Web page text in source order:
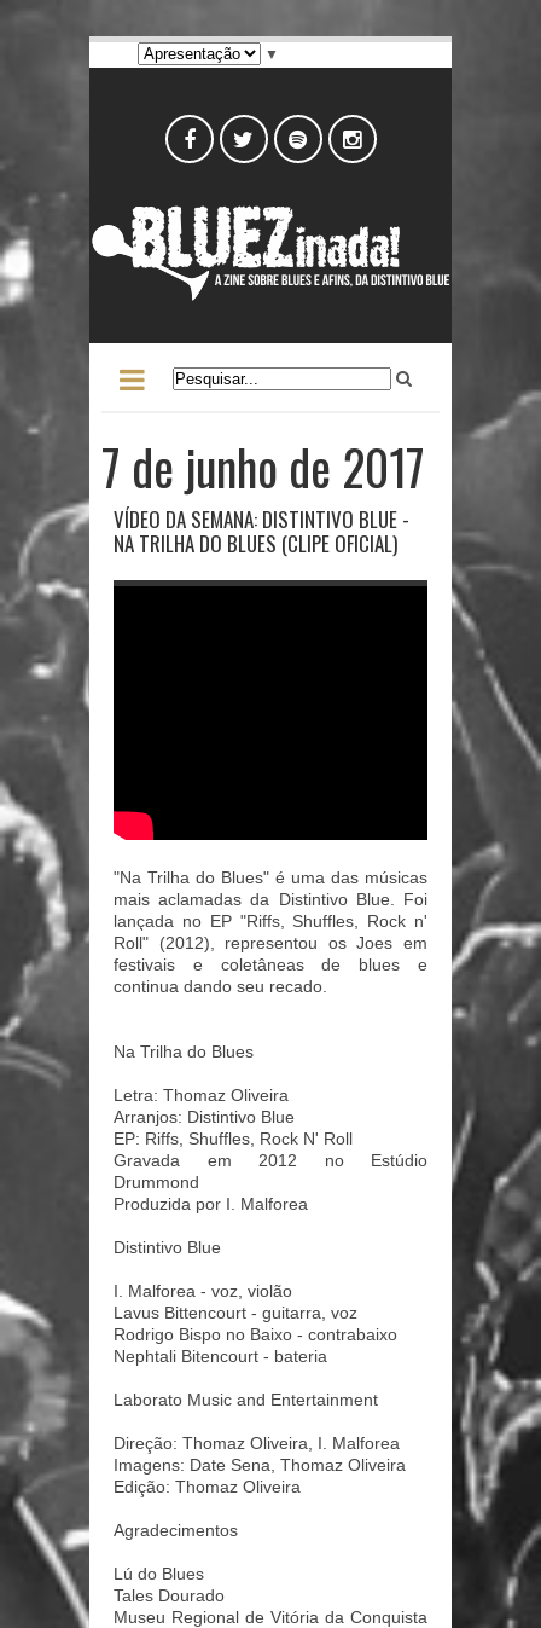
▼
7 de junho de 2017
VÍDEO DA SEMANA: DISTINTIVO BLUE -
NA TRILHA DO BLUES (CLIPE OFICIAL)
"Na Trilha do Blues" é uma das músicas
mais aclamadas da Distintivo Blue. Foi
lançada no EP "Riffs, Shuffles, Rock n'
Roll" (2012), representou os Joes em
festivais e coletâneas de blues e
continua dando seu recado.
Na Trilha do Blues
Letra: Thomaz Oliveira
Arranjos: Distintivo Blue
EP: Riffs, Shuffles, Rock N' Roll
Gravada em 2012 no Estúdio
Drummond
Produzida por I. Malforea
Distintivo Blue
I. Malforea - voz, violão
Lavus Bittencourt - guitarra, voz
Rodrigo Bispo no Baixo - contrabaixo
Nephtali Bitencourt - bateria
Laborato Music and Entertainment
Direção: Thomaz Oliveira, I. Malforea
Imagens: Date Sena, Thomaz Oliveira
Edição: Thomaz Oliveira
Agradecimentos
Lú do Blues
Tales Dourado
Museu Regional de Vitória da Conquista